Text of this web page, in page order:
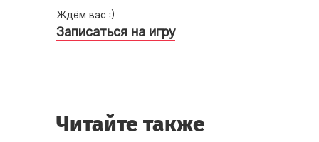
Ждём вас :)
Записаться на игру
Читайте также